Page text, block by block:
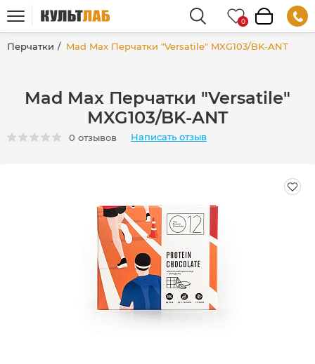
Перчатки Mad Max Перчатки "Versatile" MXG103/BK-ANT
Mad Max Перчатки "Versatile"
MXG103/BK-ANT
0 отзывов Написать отзыв